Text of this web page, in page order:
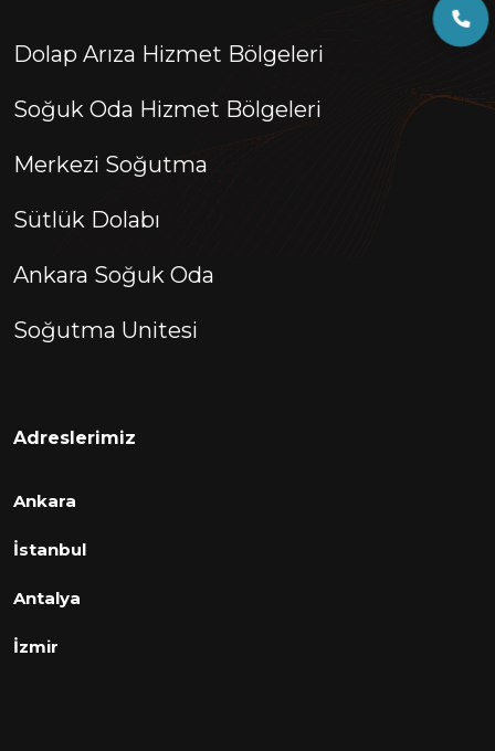
Dolap Arıza Hizmet Bölgeleri
Soğuk Oda Hizmet Bölgeleri
Merkezi Soğutma
Sütlük Dolabı
Ankara Soğuk Oda
Soğutma Unitesi
Adreslerimiz
Ankara
İstanbul
Antalya
İzmir